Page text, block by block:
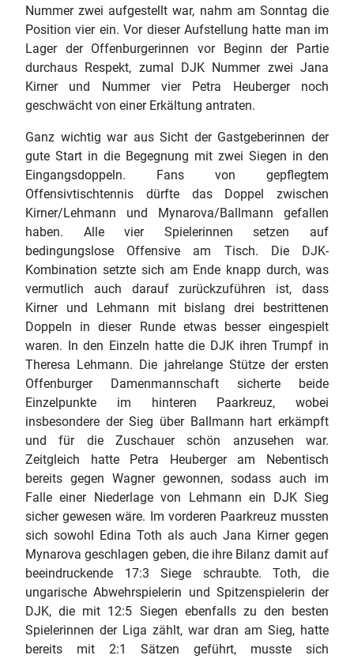
Nummer zwei aufgestellt war, nahm am Sonntag die
Position vier ein. Vor dieser Aufstellung hatte man im
Lager der Offenburgerinnen vor Beginn der Partie
durchaus Respekt, zumal DJK Nummer zwei Jana
Kirner und Nummer vier Petra Heuberger noch
geschwächt von einer Erkältung antraten.
Ganz wichtig war aus Sicht der Gastgeberinnen der
gute Start in die Begegnung mit zwei Siegen in den
Eingangsdoppeln. Fans von gepflegtem
Offensivtischtennis dürfte das Doppel zwischen
Kirner/Lehmann und Mynarova/Ballmann gefallen
haben. Alle vier Spielerinnen setzen auf
bedingungslose Offensive am Tisch. Die DJK-
Kombination setzte sich am Ende knapp durch, was
vermutlich auch darauf zurückzuführen ist, dass
Kirner und Lehmann mit bislang drei bestrittenen
Doppeln in dieser Runde etwas besser eingespielt
waren. In den Einzeln hatte die DJK ihren Trumpf in
Theresa Lehmann. Die jahrelange Stütze der ersten
Offenburger Damenmannschaft sicherte beide
Einzelpunkte im hinteren Paarkreuz, wobei
insbesondere der Sieg über Ballmann hart erkämpft
und für die Zuschauer schön anzusehen war.
Zeitgleich hatte Petra Heuberger am Nebentisch
bereits gegen Wagner gewonnen, sodass auch im
Falle einer Niederlage von Lehmann ein DJK Sieg
sicher gewesen wäre. Im vorderen Paarkreuz mussten
sich sowohl Edina Toth als auch Jana Kirner gegen
Mynarova geschlagen geben, die ihre Bilanz damit auf
beeindruckende 17:3 Siege schraubte. Toth, die
ungarische Abwehrspielerin und Spitzenspielerin der
DJK, die mit 12:5 Siegen ebenfalls zu den besten
Spielerinnen der Liga zählt, war dran am Sieg, hatte
bereits mit 2:1 Sätzen geführt, musste sich